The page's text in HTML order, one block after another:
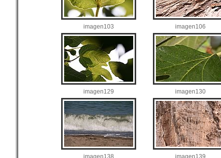
imagen103 imagen106
imagen129 imagen130
imagen138 imagen139